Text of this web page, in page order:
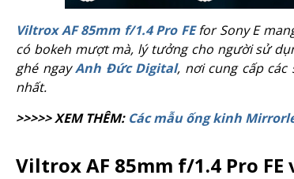
Viltrox AF 85mm f/1.4 Pro FEfor Sony E
có bokeh mượt mà, lý tưởng cho người sử
ghé ngayAnh Đức Digital, nơi cung cấp
nhất.
>>>>> XEM THÊM: Các mẫu ống kinh
Viltrox AF 85mm f/1.4 Pro